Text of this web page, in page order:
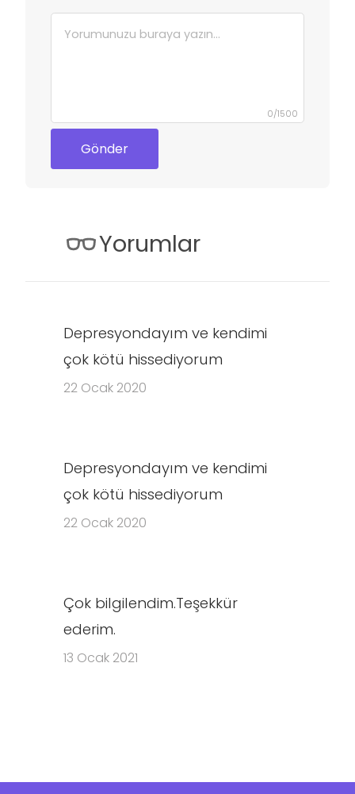
0/1500
Gönder
Yorumlar
Depresyondayım ve kendimi
çok kötü hissediyorum
22 Ocak 2020
Depresyondayım ve kendimi
çok kötü hissediyorum
22 Ocak 2020
Çok bilgilendim.Teşekkür
ederim.
13 Ocak 2021